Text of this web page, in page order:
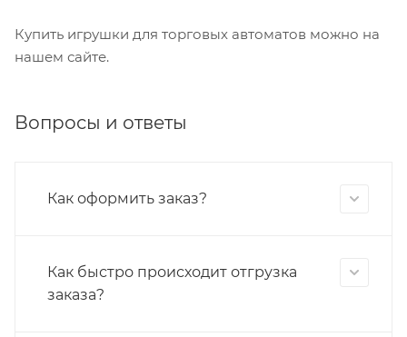
Купить игрушки для торговых автоматов можно на
нашем сайте.
Вопросы и ответы
Как оформить заказ?
Как быстро происходит отгрузка
заказа?